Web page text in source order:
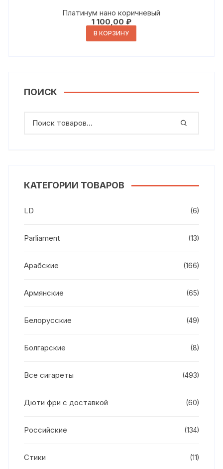
Платинум нано коричневый
1 100,00 ₽
В КОРЗИНУ
ПОИСК
КАТЕГОРИИ ТОВАРОВ
LD (6)
Parliament (13)
Арабские (166)
Армянские (65)
Белорусские (49)
Болгарские (8)
Все сигареты (493)
Дюти фри с доставкой (60)
Российские (134)
Стики (11)